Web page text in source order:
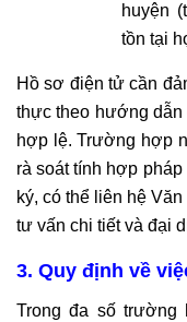
huyện
tồn tại
Hồ sơ điện tử cần
thực theo hướng dẫn
hợp lệ. Trường hợp
rà soát tính hợp
ký, có thể liên hệ
tư vấn chi tiết và đại
3. Quy định về
Trong đa số trường